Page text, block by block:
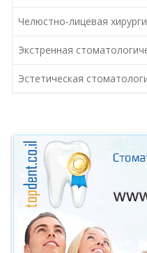
Челюстно-лицевая
Экстренная
Эстетическая